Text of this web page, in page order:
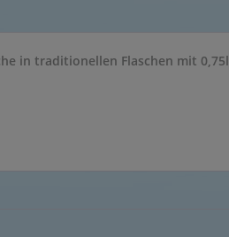
in traditionellen Flaschen mit 0,75l